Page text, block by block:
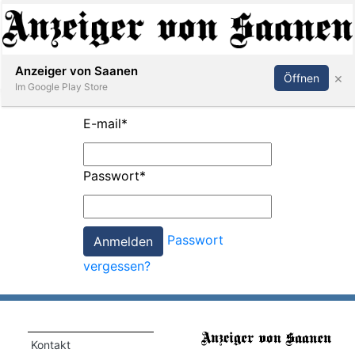
Abonnieren Anmelden
E-mail*
Passwort*
Passwort
vergessen?
Kontakt
Anzeiger von Saanen
Im Google Play Store
Öffnen ×